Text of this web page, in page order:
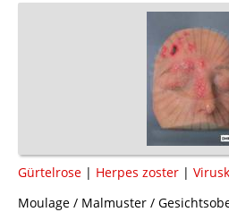
Gürtelrose | Herpes zoster |
Moulage / Malmuster /